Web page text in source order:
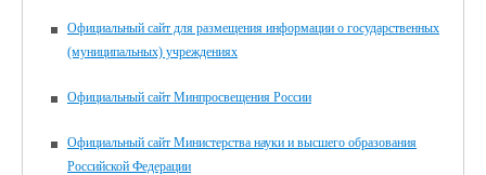
Официальный сайт для размещения информации о государственных
(муниципальных) учреждениях
Официальный сайт Минпросвещения России
Официальный сайт Министерства науки и высшего образования
Российской Федерации